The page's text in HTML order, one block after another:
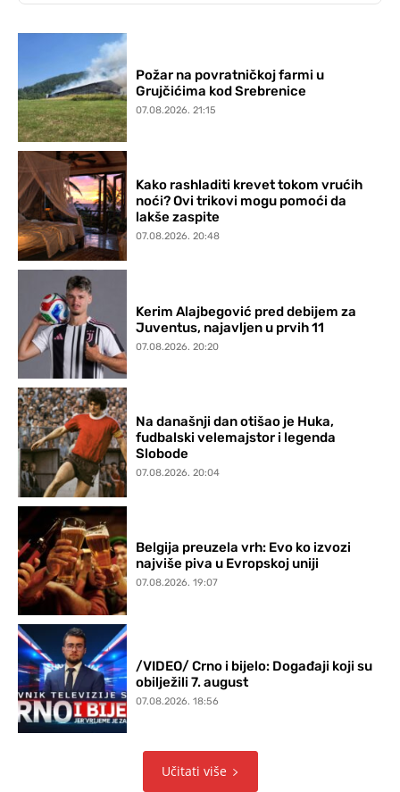
Požar na povratničkoj farmi u
Grujčićima kod Srebrenice
07.08.2026. 21:15
Kako rashladiti krevet tokom vrućih
noći? Ovi trikovi mogu pomoći da
lakše zaspite
07.08.2026. 20:48
Kerim Alajbegović pred debijem za
Juventus, najavljen u prvih 11
07.08.2026. 20:20
Na današnji dan otišao je Huka,
fudbalski velemajstor i legenda
Slobode
07.08.2026. 20:04
Belgija preuzela vrh: Evo ko izvozi
najviše piva u Evropskoj uniji
07.08.2026. 19:07
/VIDEO/ Crno i bijelo: Događaji koji su
obilježili 7. august
07.08.2026. 18:56
Učitati više